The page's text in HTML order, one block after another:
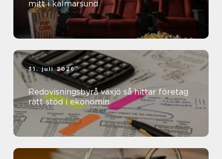
mitt i kalmarsund
31. juli 2026
Redovisningsbyrå växjö så hittar företag
rätt stöd i ekonomin